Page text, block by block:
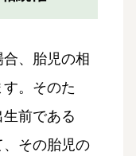
、胎児の相
。そのた
前である
その胎児の